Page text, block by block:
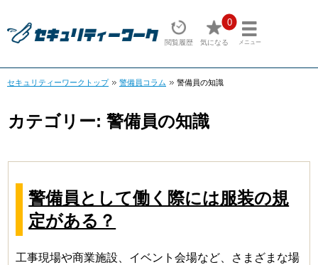
閲覧履歴
0
気になる メニュー
セキュリティーワークトップ 警備員コラム 警備員の知識
カテゴリー:警備員の知識
警備員として働く際には服装の規
定がある？
工事現場や商業施設、イベント会場など、さまざまな場